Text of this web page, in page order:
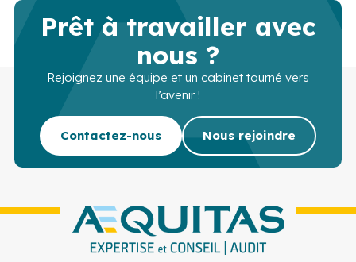
Prêt à travailler avec
nous ?
Rejoignez une équipe et un cabinet tourné vers
l’avenir !
Contactez-nous Nous rejoindre